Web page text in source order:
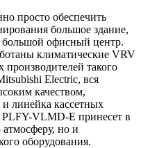
просто обеспечить
большое здание,
большой офисный центр.
климатические VRV
такого
Electric, вся
качеством,
линейка кассетных
VLMD-E принесет в
но и
оборудования.